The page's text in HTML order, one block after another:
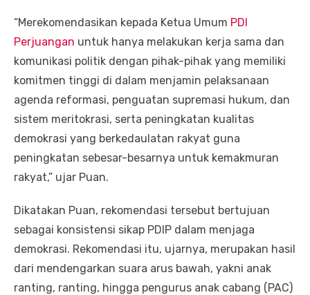
“Merekomendasikan kepada Ketua Umum PDI
Perjuangan untuk hanya melakukan kerja sama dan
komunikasi politik dengan pihak-pihak yang memiliki
komitmen tinggi di dalam menjamin pelaksanaan
agenda reformasi, penguatan supremasi hukum, dan
sistem meritokrasi, serta peningkatan kualitas
demokrasi yang berkedaulatan rakyat guna
peningkatan sebesar-besarnya untuk kemakmuran
rakyat,” ujar Puan.
Dikatakan Puan, rekomendasi tersebut bertujuan
sebagai konsistensi sikap PDIP dalam menjaga
demokrasi. Rekomendasi itu, ujarnya, merupakan hasil
dari mendengarkan suara arus bawah, yakni anak
ranting, ranting, hingga pengurus anak cabang (PAC)